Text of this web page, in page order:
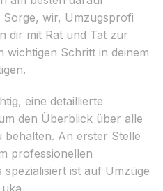
wir, Umzugsprofi
dir mit Rat und Tat zur
wichtigen Schritt in deinem
eine detaillierte
den Überblick über alle
An erster Stelle
professionellen
spezialisiert ist auf Umzüge